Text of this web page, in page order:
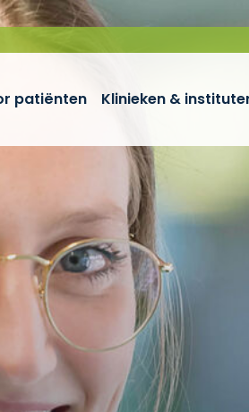
patiënten Klinieken &